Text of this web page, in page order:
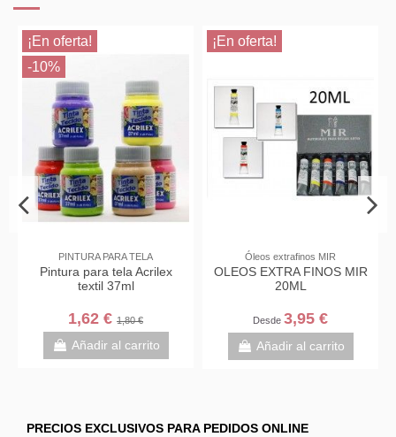
¡En oferta!
-10%
PINTURA PARA TELA
Pintura para tela Acrilex
textil 37ml
1,62 € 1,80 €
Añadir al carrito
¡En oferta!
Óleos extrafinos MIR
OLEOS EXTRA FINOS MIR
20ML
Desde 3,95 €
Añadir al carrito
PRECIOS EXCLUSIVOS PARA PEDIDOS ONLINE